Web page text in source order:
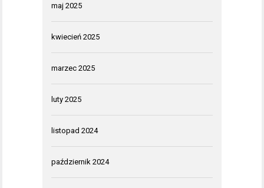
maj 2025
kwiecień 2025
marzec 2025
luty 2025
listopad 2024
październik 2024